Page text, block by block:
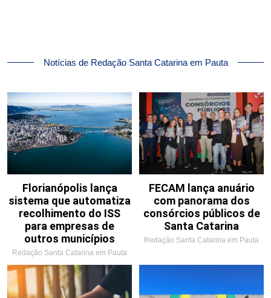
Notícias de Redação Santa Catarina em Pauta
Florianópolis lança
sistema que automatiza
recolhimento do ISS
para empresas de
outros municípios
Redação Santa Catarina em Pauta
FECAM lança anuário
com panorama dos
consórcios públicos de
Santa Catarina
Redação Santa Catarina em Pauta